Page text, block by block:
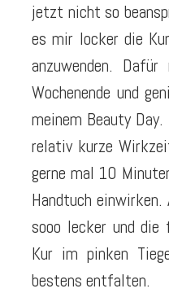
jetzt nicht so
es mir locker die
anzuwenden.
Wochenende und
meinem Beauty
relativ kurze
gerne mal 10
Handtuch
sooo lecker und die
Kur im pinken
bestens entfalten.